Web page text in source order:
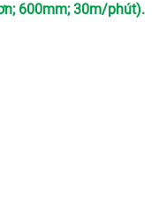
600mm; 30m/phút).